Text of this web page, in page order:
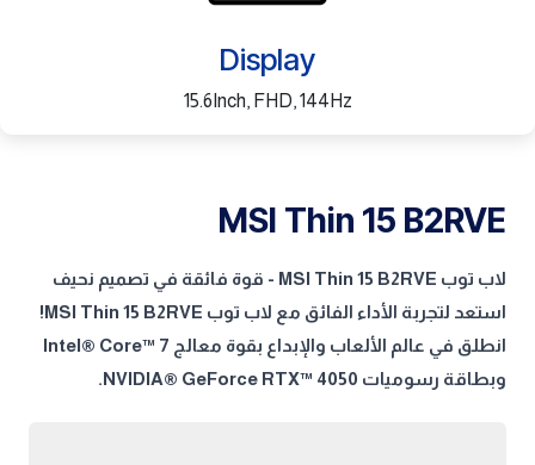
Display
15.6Inch, FHD, 144Hz
MSI Thin 15 B2RVE
لاب توب MSI Thin 15 B2RVE - قوة فائقة في تصميم نحيف
استعد لتجربة الأداء الفائق مع لاب توب MSI Thin 15 B2RVE!
انطلق في عالم الألعاب والإبداع بقوة معالج Intel® Core™ 7
وبطاقة رسوميات NVIDIA® GeForce RTX™ 4050.